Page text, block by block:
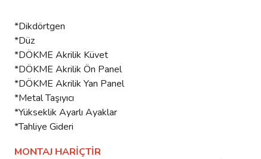
*Dikdörtgen
*Düz
*DÖKME Akrilik Küvet
*DÖKME Akrilik Ön Panel
*DÖKME Akrilik Yan Panel
*Metal Taşıyıcı
*Yükseklik Ayarlı Ayaklar
*Tahliye Gideri
MONTAJ HARİÇTİR